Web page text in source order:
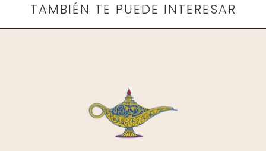
TAMBIÉN TE PUEDE INTERESAR